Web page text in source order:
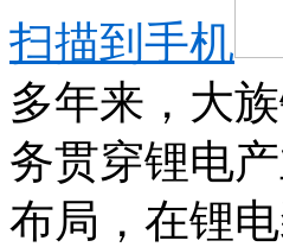
扫描到手机
多年来，大
务贯穿锂电
布局，在锂